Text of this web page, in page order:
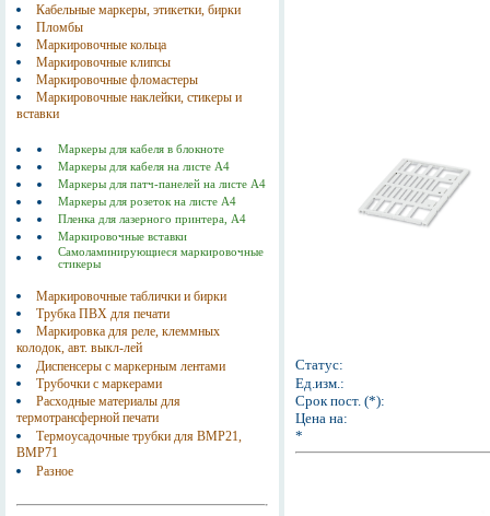
Кабельные маркеры, этикетки, бирки
Пломбы
Маркировочные кольца
Маркировочные клипсы
Маркировочные фломастеры
Маркировочные наклейки, стикеры и
вставки
Маркеры для кабеля в блокноте
Маркеры для кабеля на листе А4
Маркеры для патч-панелей на листе А4
Маркеры для розеток на листе А4
Пленка для лазерного принтера, А4
Маркировочные вставки
Самоламинирующиеся маркировочные
стикеры
Маркировочные таблички и бирки
Трубка ПВХ для печати
Маркировка для реле, клеммных
колодок, авт. выкл-лей
Диспенсеры с маркерным лентами
Трубочки с маркерами
Расходные материалы для
термотрансферной печати
Термоусадочные трубки для BMP21,
BMP71
Разное
Статус:
Ед.изм.:
Срок пост. (*):
Цена на:
*